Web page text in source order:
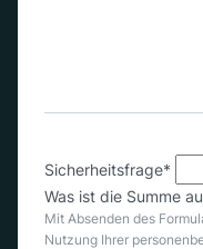
Sicherheitsfrage*
Was ist die Summe
Mit Absenden des
Nutzung Ihrer